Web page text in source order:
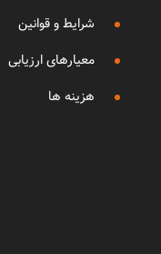
شرایط و قوانین
معیارهای ارزیابی
هزینه ها